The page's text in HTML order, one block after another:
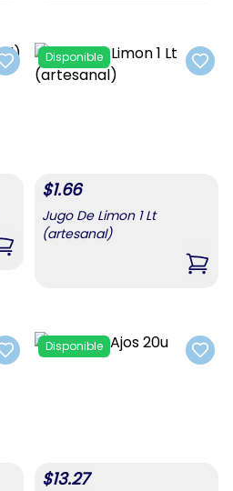
Add to favorites
,Vinagre 1 Lt (artesanal)
Add
Disponible
$1.66
Jugo De Limon 1 Lt
(artesanal)
,
Add to favorites Add
Disponible
$13.27